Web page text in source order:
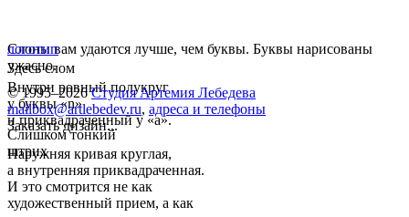
Слоны вам удаются лучше, чем буквы. Буквы нарисованы
ужасно.
Здесь слом
Внутри ровный полукруг
у буквы «n»
и приквадраченный у «а».
Слишком тонкий
штрих
Наружняя кривая круглая,
а внутренняя приквадраченная.
И это смотрится не как
художественный прием, а как
логотип
© 1995–2026 Студия Артемия Лебедева
mailbox@artlebedev.ru, адреса и телефоны
Заказать дизайн...